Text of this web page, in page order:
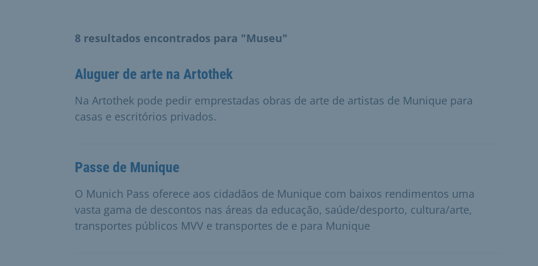
8 resultados encontrados para "Museu"
Aluguer de arte na Artothek
Na Artothek pode pedir emprestadas obras de arte de artistas de Munique para
casas e escritórios privados.
Passe de Munique
O Munich Pass oferece aos cidadãos de Munique com baixos rendimentos uma
vasta gama de descontos nas áreas da educação, saúde/desporto, cultura/arte,
transportes públicos MVV e transportes de e para Munique